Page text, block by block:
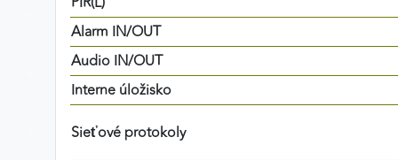
Alarm IN/OUT
Audio IN/OUT
Interne úložisko
Sieťové protokoly
MARKETINGOVÉ COOKIES
Marketingové cookies sa používajú na sledovanie
správania používateľov naprieč webovými stránkami.
Umožňujú nám a našim partnerom zobrazovať cielenú a
reklamných sieťach tretích strán.